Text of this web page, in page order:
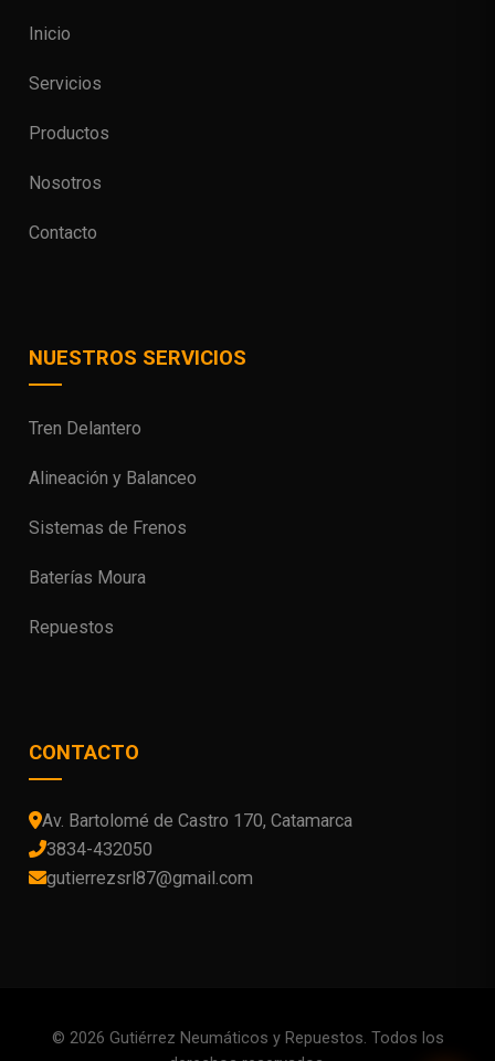
Inicio
Servicios
Productos
Nosotros
Contacto
NUESTROS SERVICIOS
Tren Delantero
Alineación y Balanceo
Sistemas de Frenos
Baterías Moura
Repuestos
CONTACTO
Av. Bartolomé de Castro 170, Catamarca
3834-432050
gutierrezsrl87@gmail.com
© 2026 Gutiérrez Neumáticos y Repuestos. Todos los